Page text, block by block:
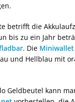
betrifft die
bis zu ein Jahr
. Die Miniwallet
und Hellblau mit
Geldbeutel kann